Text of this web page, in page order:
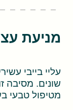
מניעת
עליי בייבי
שונים. מסיבה
מטיפול טבעי